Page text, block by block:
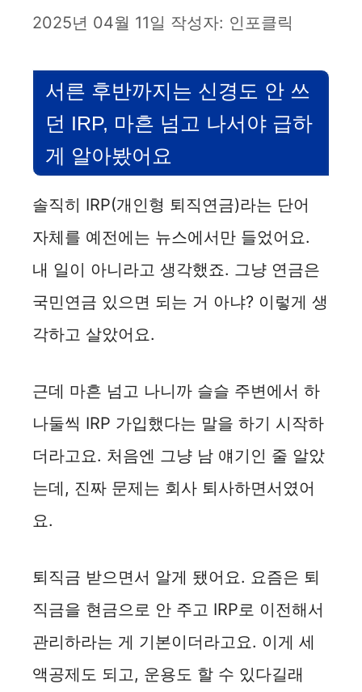
2025년 04월 11일 작성자: 인포클릭
서른 후반까지는 신경도 안 쓰
던 IRP, 마흔 넘고 나서야 급하
게 알아봤어요
솔직히 IRP(개인형 퇴직연금)라는 단어
자체를 예전에는 뉴스에서만 들었어요.
내 일이 아니라고 생각했죠. 그냥 연금은
국민연금 있으면 되는 거 아냐? 이렇게 생
각하고 살았어요.
근데 마흔 넘고 나니까 슬슬 주변에서 하
나둘씩 IRP 가입했다는 말을 하기 시작하
더라고요. 처음엔 그냥 남 얘기인 줄 알았
는데, 진짜 문제는 회사 퇴사하면서였어
요.
퇴직금 받으면서 알게 됐어요. 요즘은 퇴
직금을 현금으로 안 주고 IRP로 이전해서
관리하라는 게 기본이더라고요. 이게 세
액공제도 되고, 운용도 할 수 있다길래